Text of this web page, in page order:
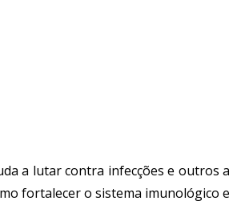
a lutar contra infecções e outros
fortalecer o sistema imunológico